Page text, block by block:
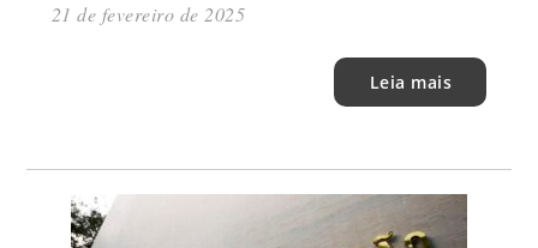
21 de fevereiro de 2025
Leia mais